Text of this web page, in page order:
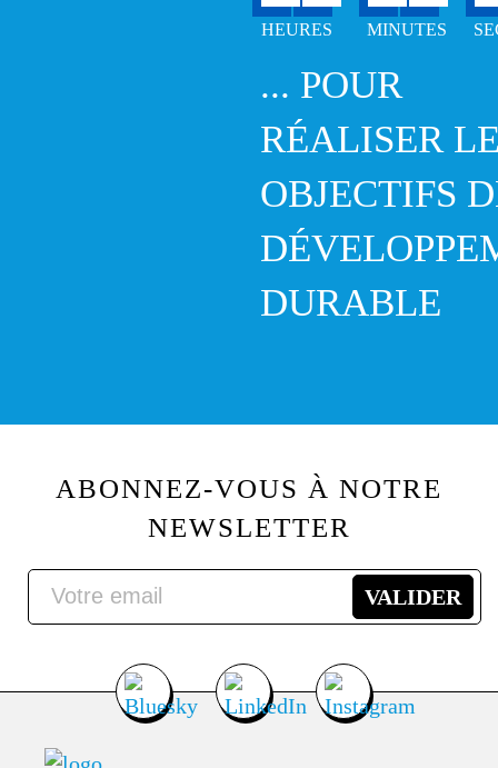
... POUR
RÉALISER
OBJECTIFS
DURABLE
ABONNEZ-VOUS À NOTRE
NEWSLETTER